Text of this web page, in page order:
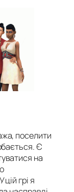
поселити
Є
на
грі я